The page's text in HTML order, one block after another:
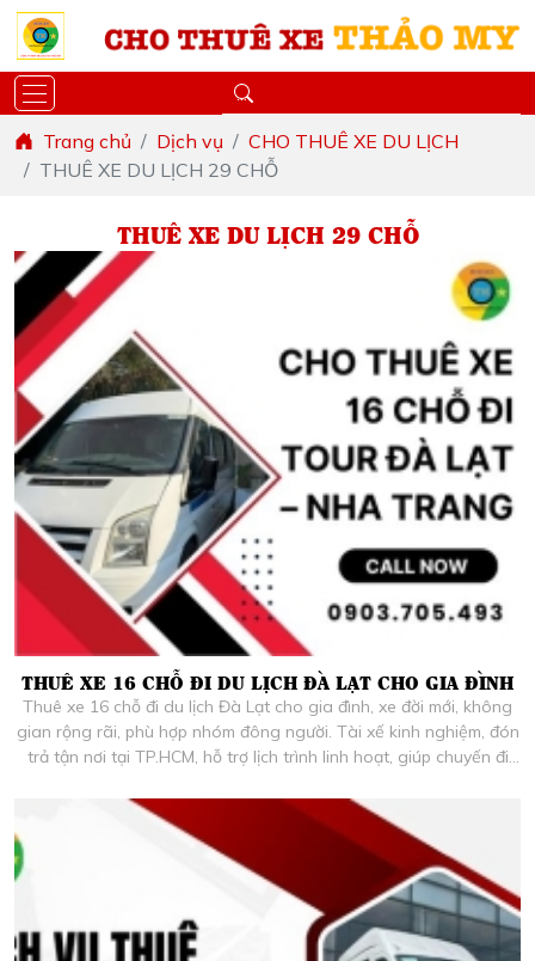
Trang chủ Dịch vụ
CHO THUÊ XE DU LỊCH
THUÊ XE DU LỊCH 29 CHỖ
THUÊ XE DU LỊCH 29 CHỖ
THUÊ XE 16 CHỖ ĐI DU LỊCH ĐÀ LẠT CHO GIA ĐÌNH
Thuê xe 16 chỗ đi du lịch Đà Lạt cho gia đình, xe đời mới, không
gian rộng rãi, phù hợp nhóm đông người. Tài xế kinh nghiệm, đón
trả tận nơi tại TP.HCM, hỗ trợ lịch trình linh hoạt, giúp chuyến đi